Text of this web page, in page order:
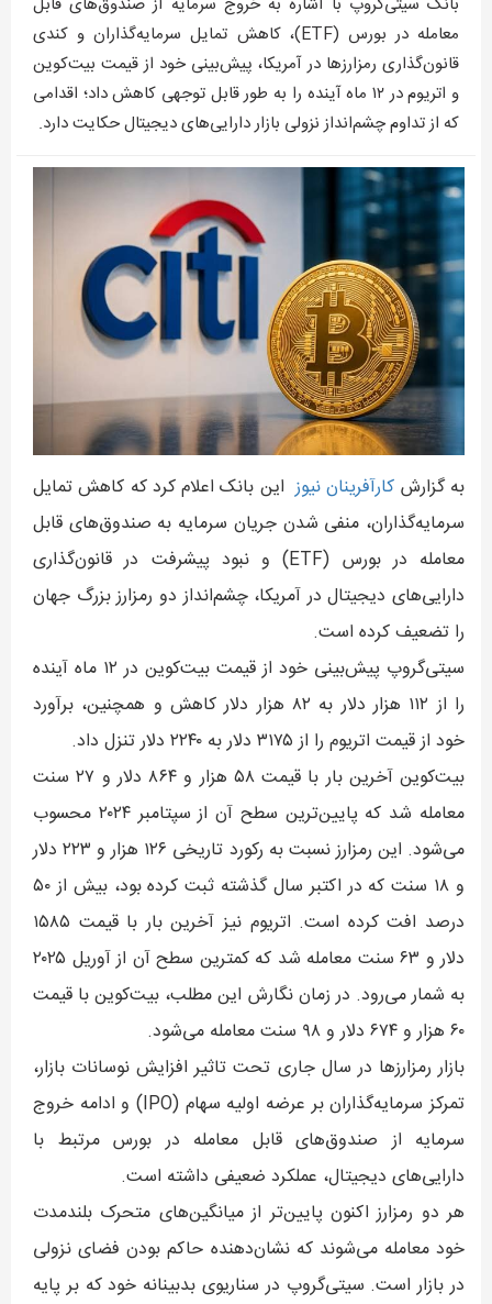
معامله در بورس (ETF)، کاهش تمایل سرمایه‌گذاران و کندی
قانون‌گذاری رمزارزها در آمریکا، پیش‌بینی خود از قیمت بیت‌کوین
و اتریوم در ۱۲ ماه آینده را به طور قابل توجهی کاهش داد؛ اقدامی
که از تداوم چشم‌انداز نزولی بازار دارایی‌های دیجیتال حکایت دارد.
به گزارش کارآفرينان نيوز این بانک اعلام کرد که کاهش تمایل
سرمایه‌گذاران، منفی شدن جریان سرمایه به صندوق‌های قابل
معامله در بورس (ETF) و نبود پیشرفت در قانون‌گذاری
دارایی‌های دیجیتال در آمریکا، چشم‌انداز دو رمزارز بزرگ جهان
را تضعیف کرده است.
سیتی‌گروپ پیش‌بینی خود از قیمت بیت‌کوین در ۱۲ ماه آینده
را از ۱۱۲ هزار دلار به ۸۲ هزار دلار کاهش و همچنین، برآورد
خود از قیمت اتریوم را از ۳۱۷۵ دلار به ۲۲۴۰ دلار تنزل داد.
بیت‌کوین آخرین بار با قیمت ۵۸ هزار و ۸۶۴ دلار و ۲۷ سنت
معامله شد که پایین‌ترین سطح آن از سپتامبر ۲۰۲۴ محسوب
می‌شود. این رمزارز نسبت به رکورد تاریخی ۱۲۶ هزار و ۲۲۳ دلار
و ۱۸ سنت که در اکتبر سال گذشته ثبت کرده بود، بیش از ۵۰
درصد افت کرده است. اتریوم نیز آخرین بار با قیمت ۱۵۸۵
دلار و ۶۳ سنت معامله شد که کمترین سطح آن از آوریل ۲۰۲۵
به شمار می‌رود. در زمان نگارش این مطلب، بیت‌کوین با قیمت
۶۰ هزار و ۶۷۴ دلار و ۹۸ سنت معامله می‌شود.
بازار رمزارزها در سال جاری تحت تاثیر افزایش نوسانات بازار،
تمرکز سرمایه‌گذاران بر عرضه‌ اولیه سهام (IPO) و ادامه خروج
سرمایه از صندوق‌های قابل معامله در بورس مرتبط با
دارایی‌های دیجیتال، عملکرد ضعیفی داشته است.
هر دو رمزارز اکنون پایین‌تر از میانگین‌های متحرک بلندمدت
خود معامله می‌شوند که نشان‌دهنده حاکم بودن فضای نزولی
در بازار است. سیتی‌گروپ در سناریوی بدبینانه خود که بر پایه